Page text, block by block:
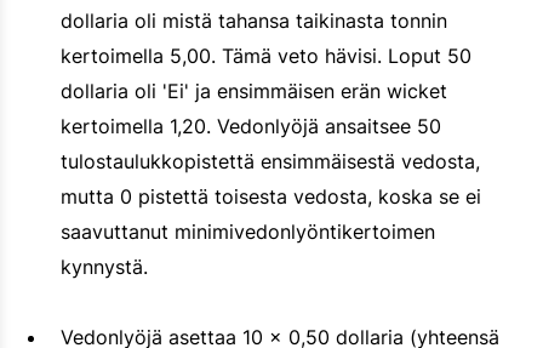
dollaria oli mistä tahansa taikinasta tonnin
kertoimella 5,00. Tämä veto hävisi. Loput 50
dollaria oli 'Ei' ja ensimmäisen erän wicket
kertoimella 1,20. Vedonlyöjä ansaitsee 50
tulostaulukkopistettä ensimmäisestä vedosta,
mutta 0 pistettä toisesta vedosta, koska se ei
saavuttanut minimivedonlyöntikertoimen
kynnystä.
Vedonlyöjä asettaa 10 x 0,50 dollaria (yhteensä